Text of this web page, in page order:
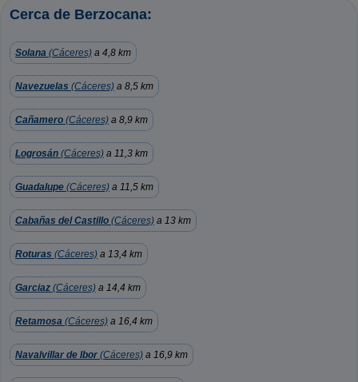
Cerca de Berzocana:
Solana (Cáceres) a 4,8 km
Navezuelas (Cáceres) a 8,5 km
Cañamero (Cáceres) a 8,9 km
Logrosán (Cáceres) a 11,3 km
Guadalupe (Cáceres) a 11,5 km
Cabañas del Castillo (Cáceres) a 13 km
Roturas (Cáceres) a 13,4 km
Garciaz (Cáceres) a 14,4 km
Retamosa (Cáceres) a 16,4 km
Navalvillar de Ibor (Cáceres) a 16,9 km